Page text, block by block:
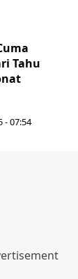
Tahu
- 07:54